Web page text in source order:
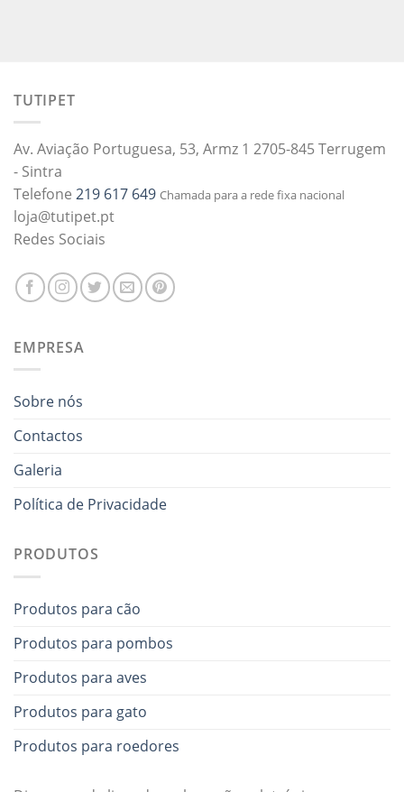
TUTIPET
Av. Aviação Portuguesa, 53, Armz 1 2705-845 Terrugem
- Sintra
Telefone 219 617 649 Chamada para a rede fixa nacional
loja@tutipet.pt
Redes Sociais
EMPRESA
Sobre nós
Contactos
Galeria
Política de Privacidade
PRODUTOS
Produtos para cão
Produtos para pombos
Produtos para aves
Produtos para gato
Produtos para roedores